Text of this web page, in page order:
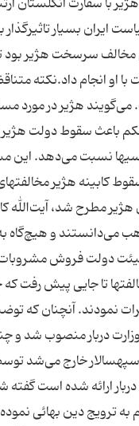
ایران بسیار
سرسخت هژیر بود تا
با او انجام داد.نکته
باعث سقوط دولت
نسبت می‌دهد. این
مطرح شد، آیت‌الله
می‌دانستند و هیچ‌گاه
دولت فروش
تا جایی پیش رفت که
نمودند. آنچنان که
خارج می‌شد
ارائه شده است
به ترویج دین بهائی